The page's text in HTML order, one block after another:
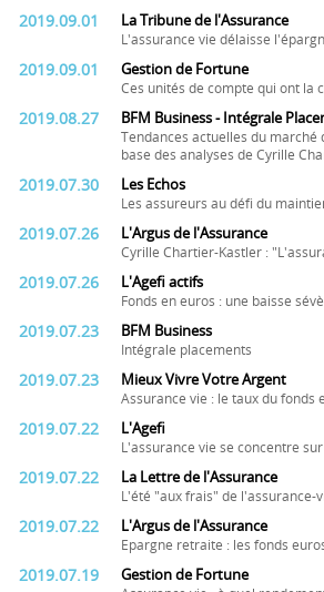
2019.09.01 La Tribune de l'Assurance
L'assurance vie délaisse
2019.09.01 Gestion de Fortune
Ces unités de compte qui ont la
2019.08.27 BFM Business - Intégrale
Tendances actuelles du
base des analyses de Cyrille
2019.07.30 Les Echos
Les assureurs au défi du
2019.07.26 L'Argus de l'Assurance
Cyrille Chartier-Kastler :
2019.07.26 L'Agefi actifs
Fonds en euros : une baisse
2019.07.23 BFM Business
Intégrale placements
2019.07.23 Mieux Vivre Votre Argent
Assurance vie : le taux du fonds
2019.07.22 L'Agefi
L'assurance vie se concentre
2019.07.22 La Lettre de l'Assurance
L'été "aux frais" de l'assurance-
2019.07.22 L'Argus de l'Assurance
Epargne retraite : les fonds
2019.07.19 Gestion de Fortune